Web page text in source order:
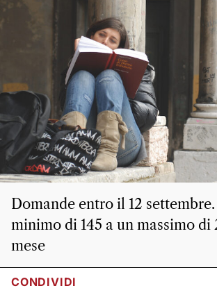
Domande entro il 12 settembre.
minimo di 145 a un massimo di
mese
CONDIVIDI